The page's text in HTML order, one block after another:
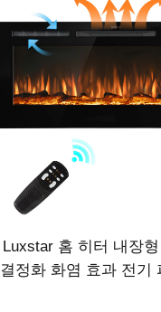
Luxstar 홈 히터 내장
결정화 화염 효과 전기